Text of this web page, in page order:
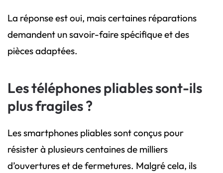
La réponse est oui, mais certaines réparations
demandent un savoir-faire spécifique et des
pièces adaptées.
Les téléphones pliables sont-ils
plus fragiles ?
Les smartphones pliables sont conçus pour
résister à plusieurs centaines de milliers
d’ouvertures et de fermetures. Malgré cela, ils